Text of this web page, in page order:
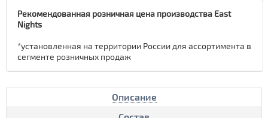
Рекомендованная розничная цена производства East
Nights
*установленная на территории России для ассортимента в
сегменте розничных продаж
Описание